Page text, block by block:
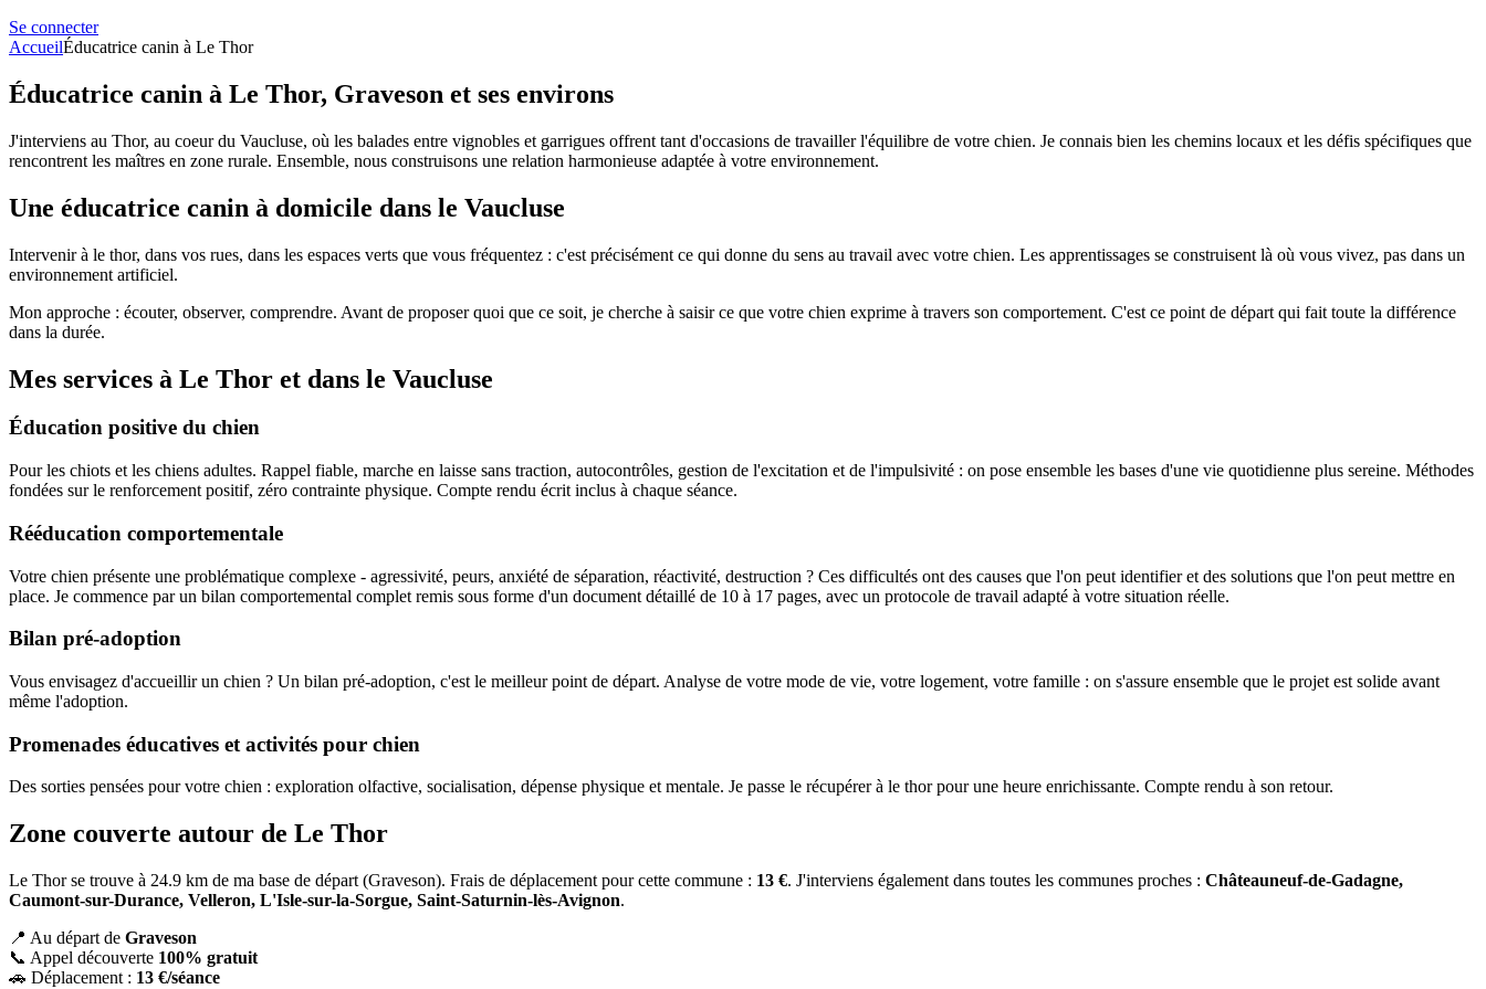
Se connecter
AccueilÉducatrice canin à Le Thor
Éducatrice canin à Le Thor, Graveson et ses environs
J'interviens au Thor, au coeur du Vaucluse, où les balades entre vignobles et garrigues offrent tant d'occasions de travailler l'équilibre de votre chien. Je connais bien les chemins locaux et les défis spécifiques que
rencontrent les maîtres en zone rurale. Ensemble, nous construisons une relation harmonieuse adaptée à votre environnement.
Une éducatrice canin à domicile dans le Vaucluse
Intervenir à le thor, dans vos rues, dans les espaces verts que vous fréquentez : c'est précisément ce qui donne du sens au travail avec votre chien. Les apprentissages se construisent là où vous vivez, pas dans un
environnement artificiel.
Mon approche : écouter, observer, comprendre. Avant de proposer quoi que ce soit, je cherche à saisir ce que votre chien exprime à travers son comportement. C'est ce point de départ qui fait toute la différence
dans la durée.
Mes services à Le Thor et dans le Vaucluse
Éducation positive du chien
Pour les chiots et les chiens adultes. Rappel fiable, marche en laisse sans traction, autocontrôles, gestion de l'excitation et de l'impulsivité : on pose ensemble les bases d'une vie quotidienne plus sereine. Méthodes
fondées sur le renforcement positif, zéro contrainte physique. Compte rendu écrit inclus à chaque séance.
Rééducation comportementale
Votre chien présente une problématique complexe - agressivité, peurs, anxiété de séparation, réactivité, destruction ? Ces difficultés ont des causes que l'on peut identifier et des solutions que l'on peut mettre en
place. Je commence par un bilan comportemental complet remis sous forme d'un document détaillé de 10 à 17 pages, avec un protocole de travail adapté à votre situation réelle.
Bilan pré-adoption
Vous envisagez d'accueillir un chien ? Un bilan pré-adoption, c'est le meilleur point de départ. Analyse de votre mode de vie, votre logement, votre famille : on s'assure ensemble que le projet est solide avant
même l'adoption.
Promenades éducatives et activités pour chien
Des sorties pensées pour votre chien : exploration olfactive, socialisation, dépense physique et mentale. Je passe le récupérer à le thor pour une heure enrichissante. Compte rendu à son retour.
Zone couverte autour de Le Thor
Le Thor se trouve à 24.9 km de ma base de départ (Graveson). Frais de déplacement pour cette commune : 13 €. J'interviens également dans toutes les communes proches : Châteauneuf-de-Gadagne,
Caumont-sur-Durance, Velleron, L'Isle-sur-la-Sorgue, Saint-Saturnin-lès-Avignon.
📍 Au départ de Graveson
📞 Appel découverte 100% gratuit
🚗 Déplacement : 13 €/séance